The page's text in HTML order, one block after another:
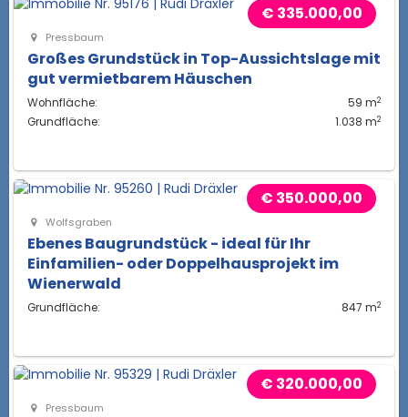
€ 335.000,00
Pressbaum
Großes Grundstück in Top-Aussichtslage mit
gut vermietbarem Häuschen
Wohnfläche: 59 m2
Grundfläche: 1.038 m2
€ 350.000,00
Wolfsgraben
Ebenes Baugrundstück - ideal für Ihr
Einfamilien- oder Doppelhausprojekt im
Wienerwald
Grundfläche: 847 m2
€ 320.000,00
Pressbaum